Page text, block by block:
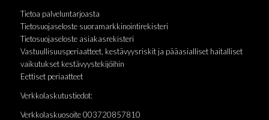
Tietoa palveluntarjoasta
Tietosuojaseloste suoramarkkinointirekisteri
Tietosuojaseloste asiakasrekisteri
Vastuullisuusperiaatteet, kestävyysriskit ja pääasialliset haitalliset
vaikutukset kestävyystekijöihin
Eettiset periaatteet
Verkkolaskutustiedot:
Verkkolaskuosoite 003720857810